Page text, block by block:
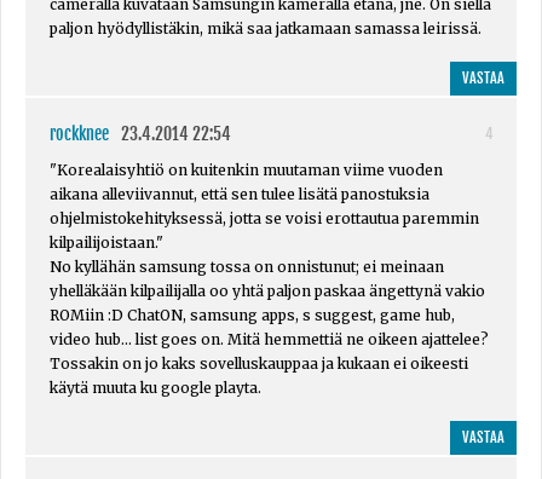
cameralla kuvataan Samsungin kameralla etänä, jne. On siellä
paljon hyödyllistäkin, mikä saa jatkamaan samassa leirissä.
VASTAA
rockknee 23.4.2014 22:54
4
"Korealaisyhtiö on kuitenkin muutaman viime vuoden
aikana alleviivannut, että sen tulee lisätä panostuksia
ohjelmistokehityksessä, jotta se voisi erottautua paremmin
kilpailijoistaan."
No kyllähän samsung tossa on onnistunut; ei meinaan
yhelläkään kilpailijalla oo yhtä paljon paskaa ängettynä vakio
ROMiin :D ChatON, samsung apps, s suggest, game hub,
video hub... list goes on. Mitä hemmettiä ne oikeen ajattelee?
Tossakin on jo kaks sovelluskauppaa ja kukaan ei oikeesti
käytä muuta ku google playta.
VASTAA